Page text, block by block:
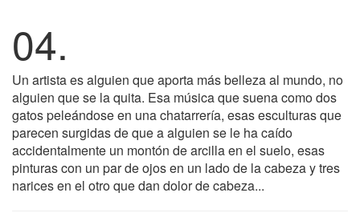
04.
Un artista es alguien que aporta más belleza al mundo, no
alguien que se la quita. Esa música que suena como dos
gatos peleándose en una chatarrería, esas esculturas que
parecen surgidas de que a alguien se le ha caído
accidentalmente un montón de arcilla en el suelo, esas
pinturas con un par de ojos en un lado de la cabeza y tres
narices en el otro que dan dolor de cabeza...